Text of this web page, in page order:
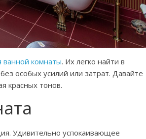
ванной комнаты. Их легко найти в
особых усилий или затрат. Давайте
красных тонов.
Удивительно успокаивающее